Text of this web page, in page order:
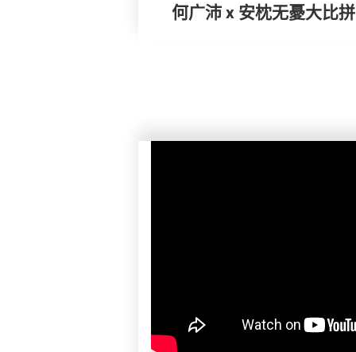
何广沛 x 安枕无憂大比拼